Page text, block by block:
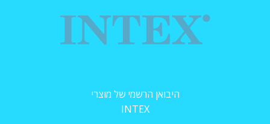
היבואן הרשמי של מוצרי
INTEX